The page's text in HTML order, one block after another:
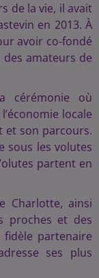
de la vie, il avait
en 2013. À
avoir co-fondé
amateurs de
cérémonie où
locale
et son parcours.
sous les volutes
partent en
Charlotte, ainsi
proches et des
fidèle partenaire
ses plus